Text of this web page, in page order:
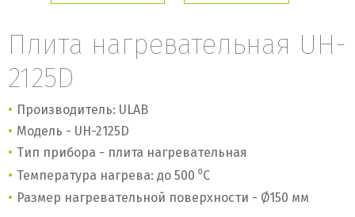
Плита нагревательная UH-
2125D
Производитель: ULAB
Модель - UH-2125D
Тип прибора - плита нагревательная
Температура нагрева: до 500 ⁰С
Размер нагревательной поверхности - Ø150 мм